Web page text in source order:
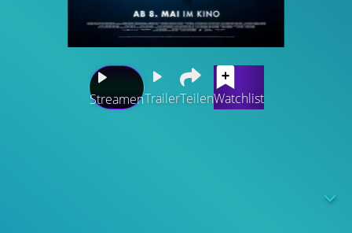
StreamenTrailerTeilenWatchlist
spektakulären Sequenzen über Korallenriffe,